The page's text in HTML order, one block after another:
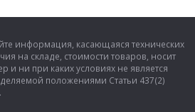
информация, касающаяся технических
на складе, стоимости товаров, носит
ни при каких условиях не является
положениями Статьи 437(2)